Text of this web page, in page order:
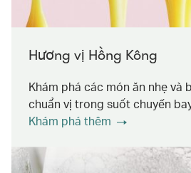
Hương vị Hồng Kông
Khám phá các món ăn nhẹ và
chuẩn vị trong suốt chuyến
Khám phá thêm